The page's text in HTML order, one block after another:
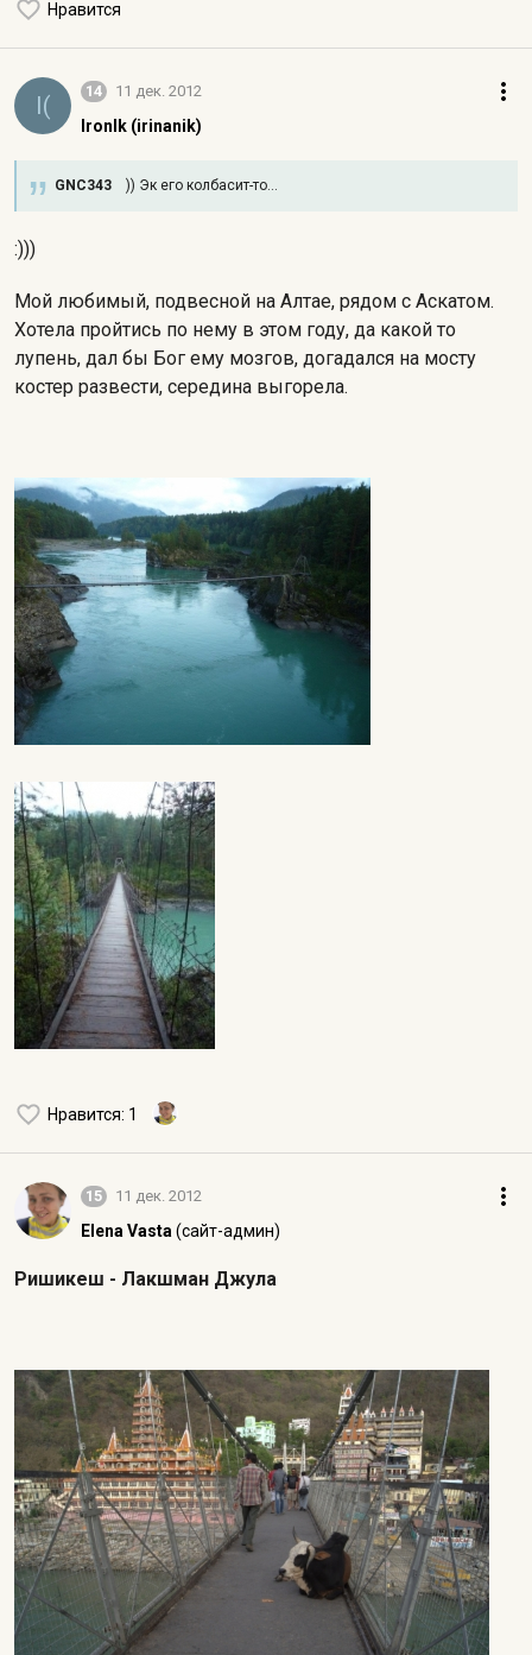
Нравится
I( 14 11 дек. 2012
IronIk (irinanik)
GNC343 )) Эк его колбасит-то...
:)))
Мой любимый, подвесной на Алтае, рядом с Аскатом.
Хотела пройтись по нему в этом году, да какой то
лупень, дал бы Бог ему мозгов, догадался на мосту
костер развести, середина выгорела.
Нравится: 1
15 11 дек. 2012
Elena Vasta (сайт-админ)
Ришикеш - Лакшман Джула